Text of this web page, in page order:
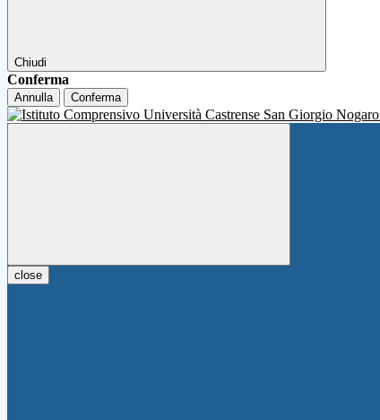
Chiudi
Conferma
Annulla Conferma
close